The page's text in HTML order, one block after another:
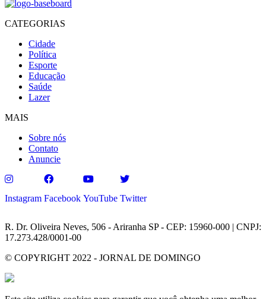
CATEGORIAS
Cidade
Política
Esporte
Educação
Saúde
Lazer
MAIS
Sobre nós
Contato
Anuncie
Instagram Facebook YouTube Twitter
R. Dr. Oliveira Neves, 506 - Ariranha SP - CEP: 15960-000 | CNPJ:
17.273.428/0001-00
© COPYRIGHT 2022 - JORNAL DE DOMINGO